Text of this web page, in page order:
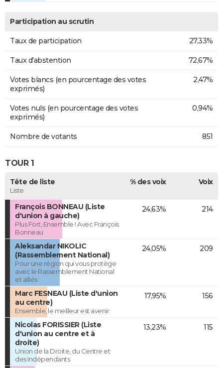
Participation au scrutin
Taux de participation 27,33%
Taux d'abstention 72,67%
Votes blancs (en pourcentage des votes
exprimés)
2,47%
Votes nuls (en pourcentage des votes
exprimés)
0,94%
Nombre de votants 851
TOUR 1
Tête de liste
Liste
% des voix Voix
François BONNEAU (Liste
d'union à gauche)
Plus Fort, Ensemble ! Avec François
Bonneau
24,63% 214
Aleksandar NIKOLIC
(Rassemblement National)
Pour une région qui vous protège
avec le Rassemblement National
et alliés
24,05% 209
Marc FESNEAU (Liste d'union
au centre)
Ensemble, le meilleur est avenir
17,95% 156
Nicolas FORISSIER (Liste
d'union au centre et à
droite)
Union de la Droite, du Centre et
des Indépendants
13,23% 115